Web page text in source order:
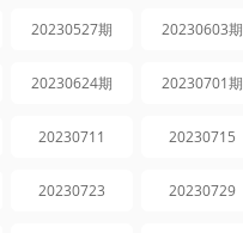
20230527期 20230603期
20230624期 20230701期
20230711 20230715
20230723 20230729